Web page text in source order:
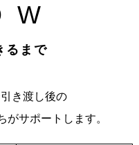
W
るまで
き渡し後の
がサポートします。